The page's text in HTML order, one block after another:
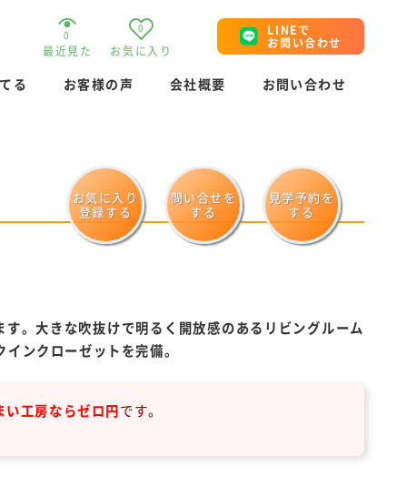
0
最近見た
0
お気に入り
LINEで
お問い合わせ
る お客様の声 会社概要 お問い合わせ
お気に入り
登録する
問い合せを
する
見学予約を
する
。大きな吹抜けで明るく開放感のあるリビングルーム
ンクローゼットを完備。
い工房ならゼロ円です。